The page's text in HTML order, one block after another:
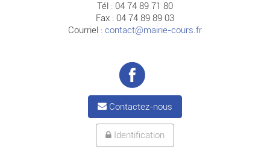
Tél : 04 74 89 71 80
Fax : 04 74 89 89 03
Courriel : contact@mairie-cours.fr
Contactez-nous
Identification